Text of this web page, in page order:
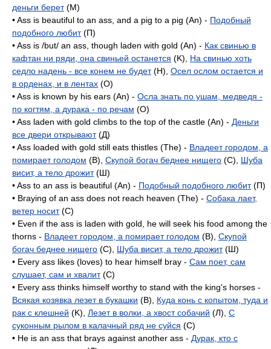
деньги берет(M)
• Ass is beautiful to an ass, and a pig to a pig (An) - Подобный
подобного любит(П)
• Ass is /but/ an ass, though laden with gold (An) - Как свинью в
кафтан ни ряди, она свиньей останется (K), На свинью хоть
седло надень - все конем не будет(H), Осел ослом остается и
в орденах, и в лентах (O)
• Ass is known by his ears (An) - Осла знать по ушам, медведя -
по когтям, а дурака - по речам (O)
• Ass laden with gold climbs to the top of the castle (An) - Деньги
все двери открывают(Д)
• Ass loaded with gold still eats thistles (The) - Владеет городом, а
помирает голодом (B), Скупой богач беднее нищего (C), Шуба
висит, а тело дрожит(Ш)
• Ass to an ass is beautiful (An) - Подобный подобного любит(П)
• Braying of an ass does not reach heaven (The) - Собака лает,
ветер носит(C)
• Even if the ass is laden with gold, he will seek his food among the
thorns - Владеет городом, а помирает голодом (B), Скупой
богач беднее нищего (C), Шуба висит, а тело дрожит(Ш)
• Every ass likes (loves) to hear himself bray - Сам поет, сам
слушает, сам и хвалит(C)
• Every ass thinks himself worthy to stand with the king's horses -
Всякая козявка лезет в букашки (B), Куда конь с копытом, туда и
рак с клешней (K), Лезет в волки, а хвост собачий (Л), С
суконным рылом в калачный ряд не суйся (C)
• He is an ass that brays against another ass - Дурак, кто с